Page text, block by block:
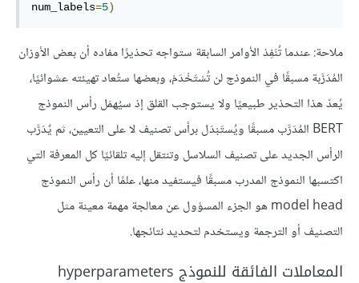
num_labels=5)
ملاحة: عندما تُنَفِذ الأوامر السابقة ستواجه تحذيرًا مفاده أن بعض الأوزان
المُدَرَّبة مسبقًا في النموذج لن تُسْتَخْدَمْ، وبعضها ستُعاد تهيئته عشوائيًا،
يُعدّ هذا التحذير طبيعيًا ولا يستوجب القلق إذ سيُهمَل رأس النموذج
BERT المُدَرَّب مسبقًا ويُستَبْدَل برأس تصنيف لا على التعيين، ثم يٌدَرَّب
الرأس الجديد على تصنيف السلاسل وتنتقل إليه تلقائيًا كل المعرفة التي
اكتسبها النموذج المدرب مسبقًا فيستفيد منها، علمًا أن رأس النموذج
model head هو الجزء المسؤول عن معالجة مهمة معينة مثل
التصنيف أو الترجمة ويستخدم لتحديد نتائجها.
المعاملات الفائقة للنموذج hyperparameters